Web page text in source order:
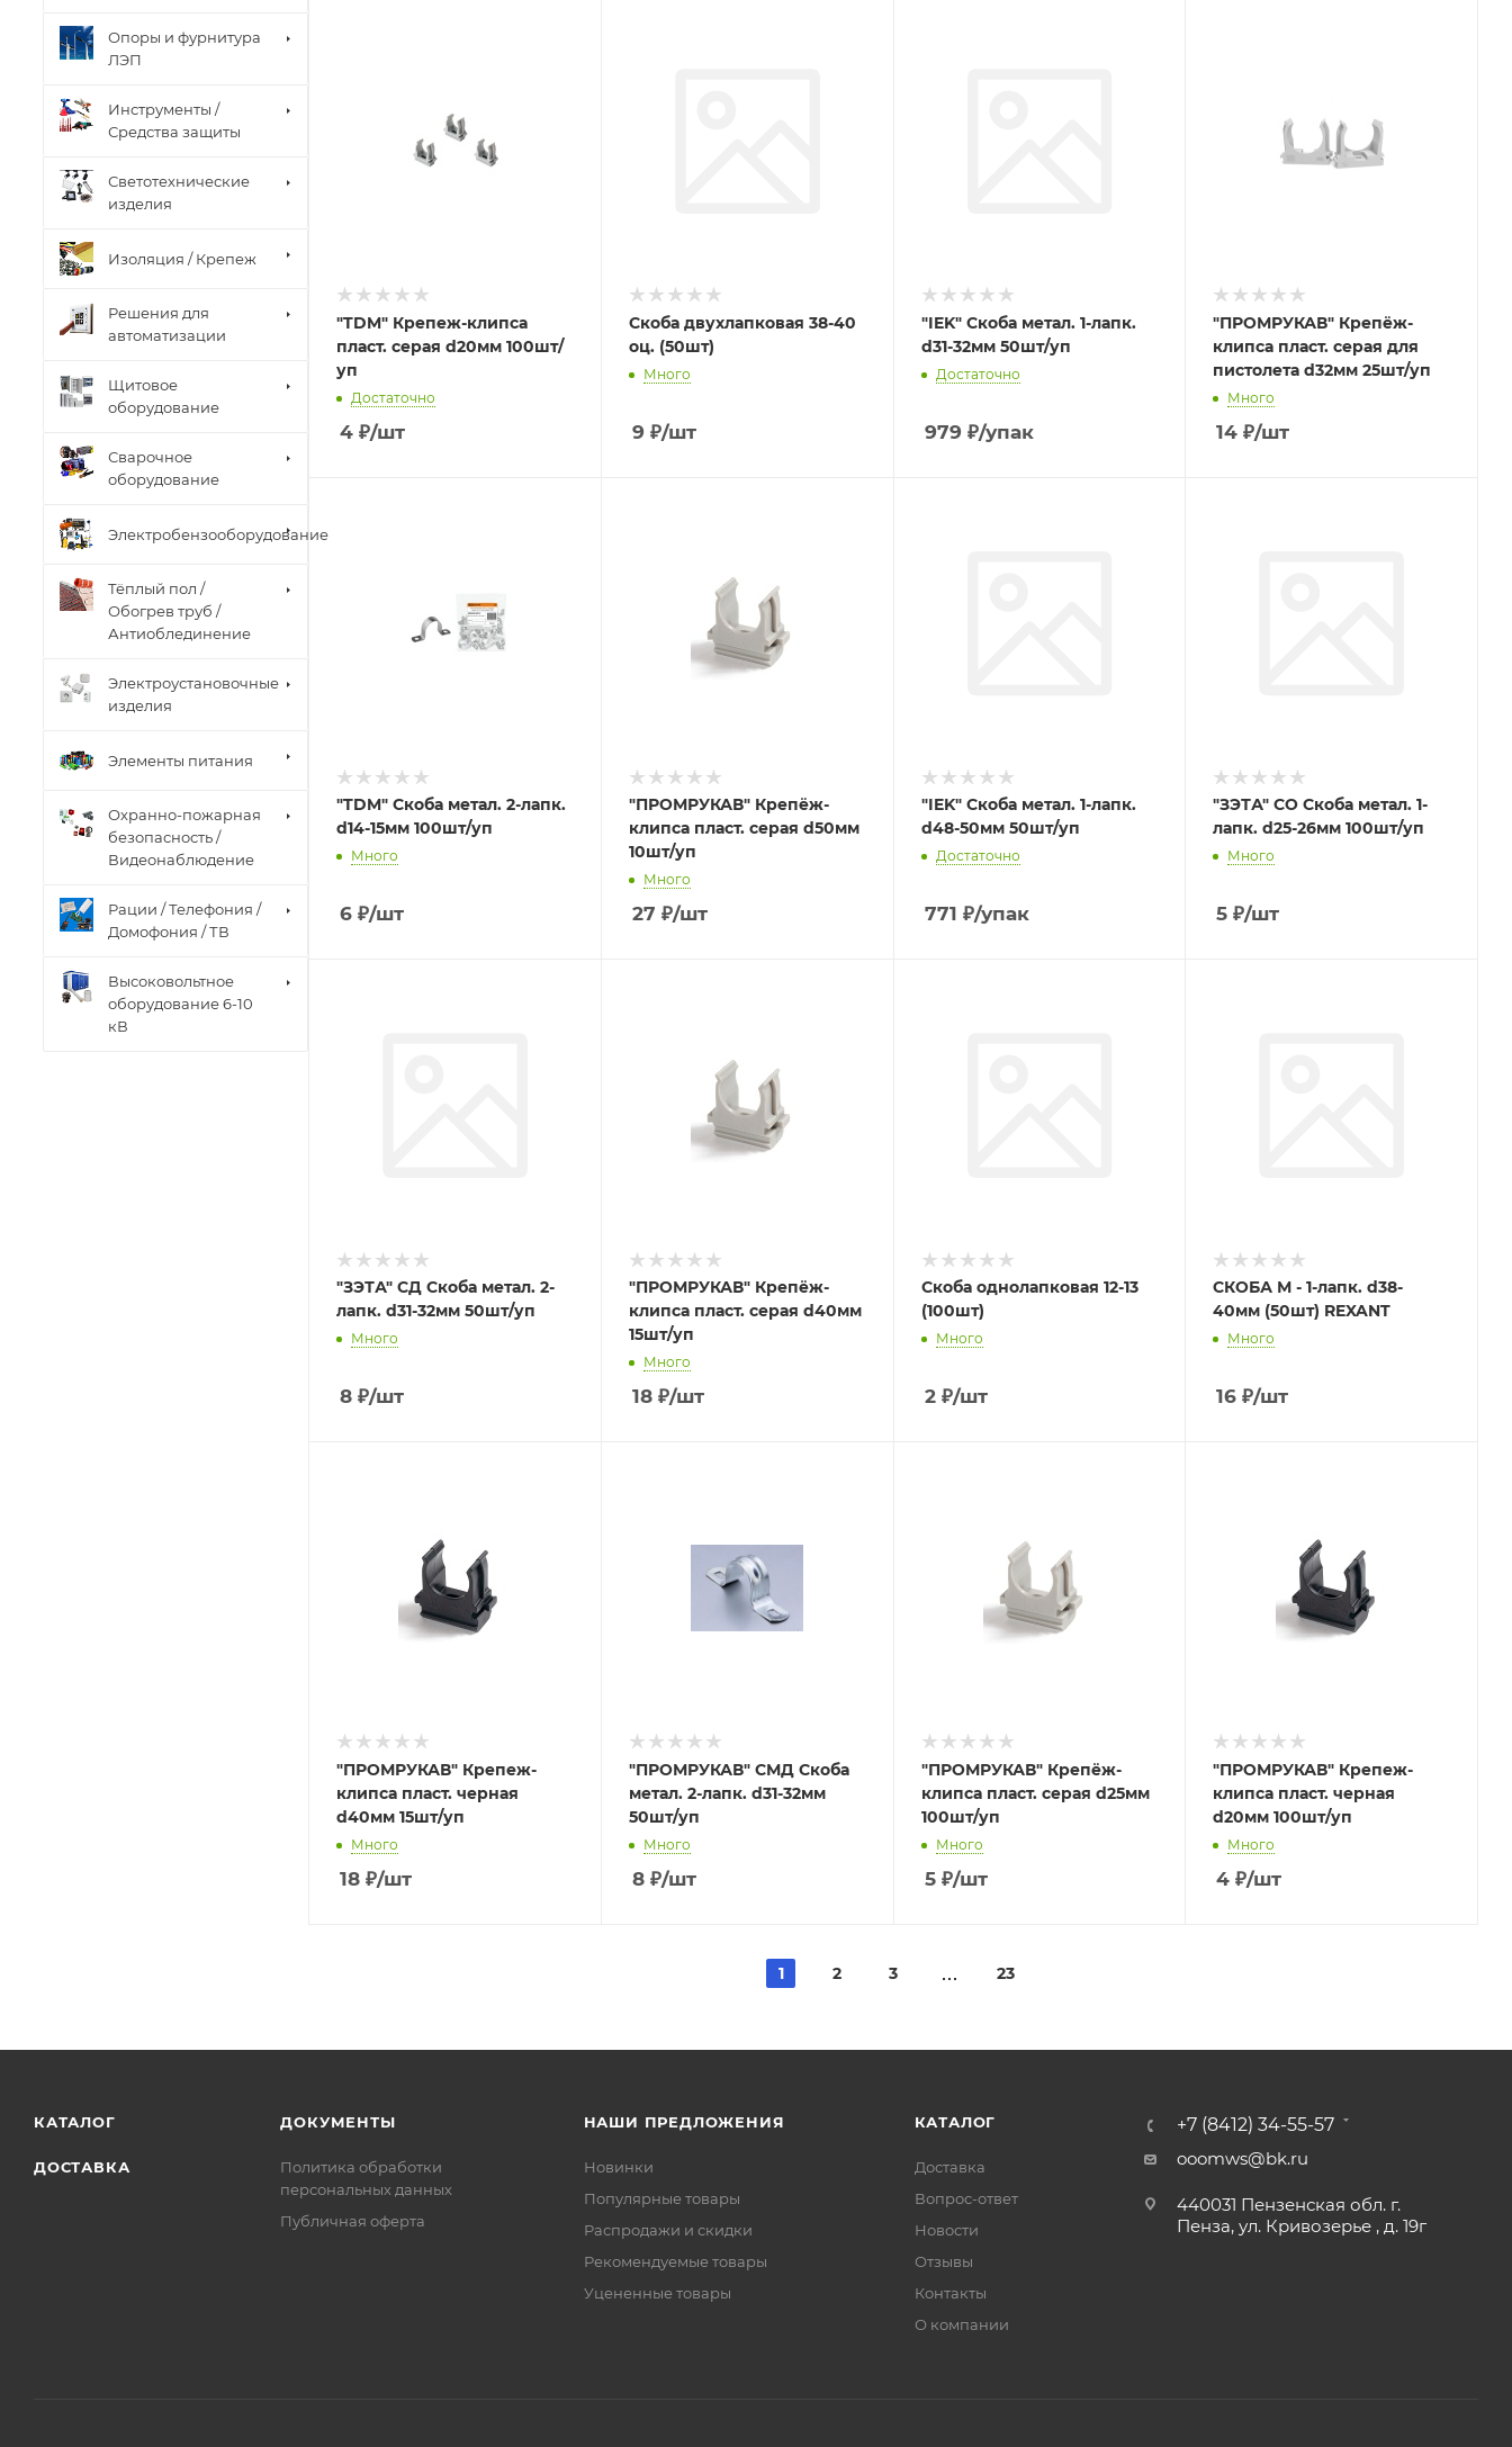
"TDM" Крепеж-клипса
пласт. серая d20мм 100шт/
уп
Достаточно
4 ₽/шт
Скоба двухлапковая 38-40
оц. (50шт)
Много
9 ₽/шт
"IEK" Скоба метал. 1-лапк.
d31-32мм 50шт/уп
Достаточно
979 ₽/упак
"ПРОМРУКАВ" Крепёж-
клипса пласт. серая для
пистолета d32мм 25шт/уп
Много
14 ₽/шт
"TDM" Скоба метал. 2-лапк.
d14-15мм 100шт/уп
Много
6 ₽/шт
"ПРОМРУКАВ" Крепёж-
клипса пласт. серая d50мм
10шт/уп
Много
27 ₽/шт
"IEK" Скоба метал. 1-лапк.
d48-50мм 50шт/уп
Достаточно
771 ₽/упак
"ЗЭТА" СО Скоба метал. 1-
лапк. d25-26мм 100шт/уп
Много
5 ₽/шт
"ЗЭТА" СД Скоба метал. 2-
лапк. d31-32мм 50шт/уп
Много
8 ₽/шт
"ПРОМРУКАВ" Крепёж-
клипса пласт. серая d40мм
15шт/уп
Много
18₽/шт
Скоба однолапковая 12-13
(100шт)
Много
2₽/шт
СКОБА М - 1-лапк. d38-
40мм (50шт) REXANT
Много
16 ₽/шт
"ПРОМРУКАВ" Крепеж-
клипса пласт. черная
d40мм 15шт/уп
Много
18 ₽/шт
"ПРОМРУКАВ" СМД Скоба
метал. 2-лапк. d31-32мм
50шт/уп
Много
8₽/шт
"ПРОМРУКАВ" Крепёж-
клипса пласт. серая d25мм
100шт/уп
Много
5₽/шт
"ПРОМРУКАВ" Крепеж-
клипса пласт. черная
d20мм 100шт/уп
Много
4 ₽/шт
1 2 3 23
Опоры и фурнитура
ЛЭП
Инструменты /
Средства защиты
Светотехнические
изделия
Изоляция / Крепеж
Решения для
автоматизации
Щитовое
оборудование
Сварочное
оборудование
Электробензооборудование
Тёплый пол /
Обогрев труб /
Антиоблединение
Электроустановочные
изделия
Элементы питания
Охранно-пожарная
безопасность /
Видеонаблюдение
Рации / Телефония /
Домофония / ТВ
Высоковольтное
оборудование 6-10
кВ
КАТАЛОГ
ДОСТАВКА
ДОКУМЕНТЫ
Политика обработки
персональных данных
Публичная оферта
НАШИ ПРЕДЛОЖЕНИЯ
Новинки
Популярные товары
Распродажи и скидки
Рекомендуемые товары
Уцененные товары
КАТАЛОГ
Доставка
Вопрос-ответ
Новости
Отзывы
Контакты
О компании
+7 (8412) 34-55-57
ooomws@bk.ru
440031 Пензенская обл. г.
Пенза, ул. Кривозерье , д. 19г